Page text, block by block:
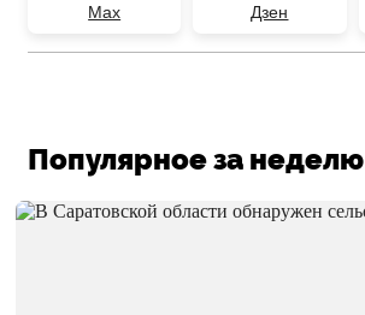
Max Дзен
Популярное за неделю